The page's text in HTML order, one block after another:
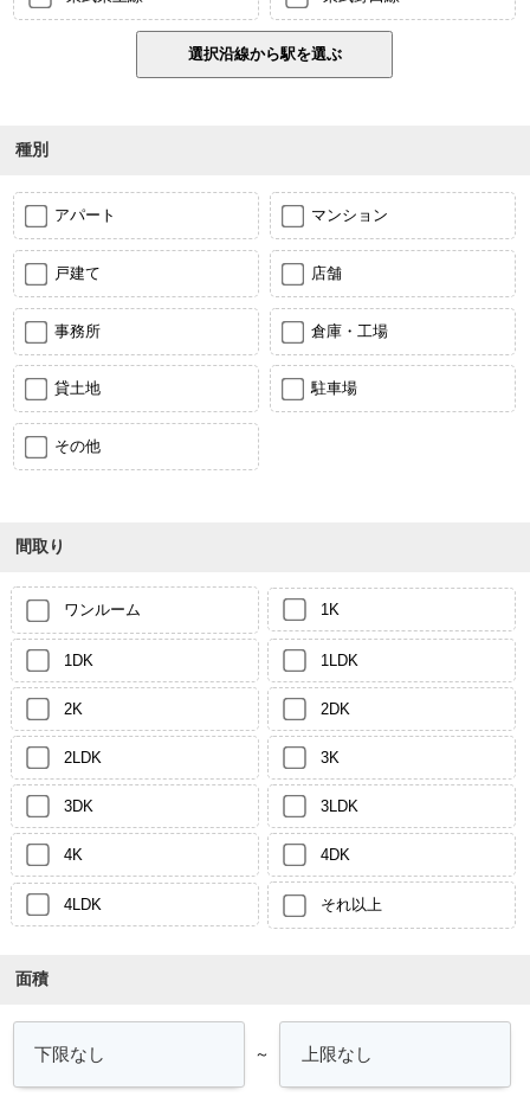
種別
アパート マンション
戸建て 店舗
事務所 倉庫・工場
貸土地 駐車場
その他
間取り
ワンルーム 1K
1DK 1LDK
2K 2DK
2LDK 3K
3DK 3LDK
4K 4DK
4LDK それ以上
面積
～